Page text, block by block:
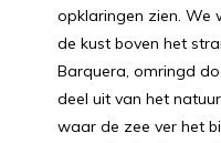
opklaringen zien. We
de kust boven het
Barquera, omringd
deel uit van het
waar de zee ver het